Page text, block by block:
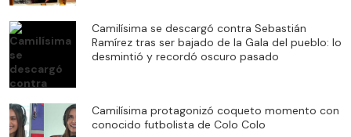
Camilísima se descargó contra Sebastián
Ramírez tras ser bajado de la Gala del pueblo: lo
desmintió y recordó oscuro pasado
Camilísima protagonizó coqueto momento con
conocido futbolista de Colo Colo